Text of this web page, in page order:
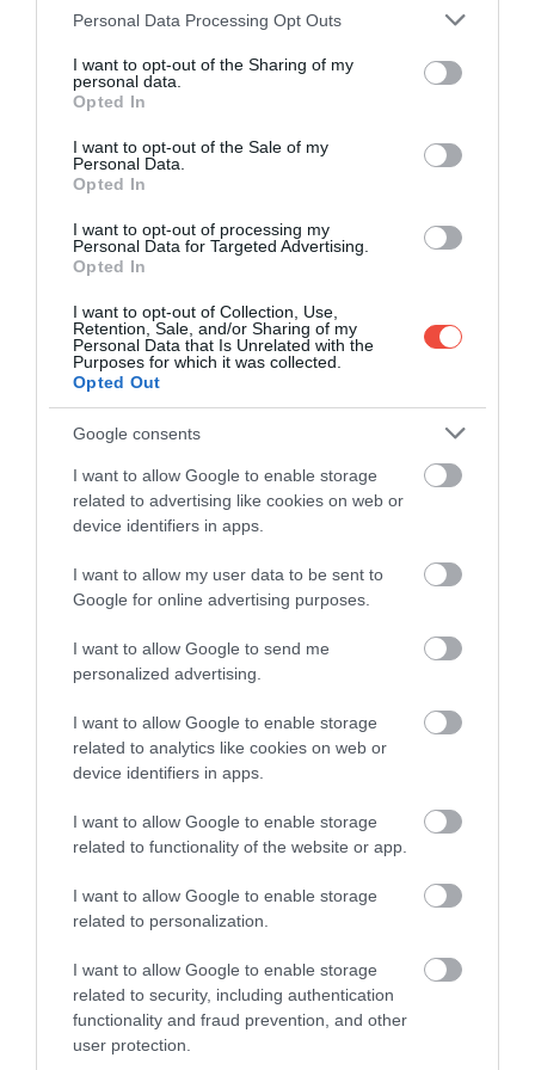
Please note that this website/app uses one or more Google
not limited to your visit or usage behaviour. You may click to
grant or deny consent to Google and its third-party tags to
use your data for below specified purposes in below Google
consent section.
Personal Data Processing Opt Outs
I want to opt-out of the Sharing of my
personal data.
Opted In
I want to opt-out of the Sale of my
Personal Data.
Opted In
I want to opt-out of processing my
Personal Data for Targeted Advertising.
Opted In
I want to opt-out of Collection, Use,
Retention, Sale, and/or Sharing of my
Personal Data that Is Unrelated with the
Purposes for which it was collected.
Opted Out
Google consents
I want to allow Google to enable storage
related to advertising like cookies on web or
device identifiers in apps.
I want to allow my user data to be sent to
Google for online advertising purposes.
I want to allow Google to send me
personalized advertising.
I want to allow Google to enable storage
related to analytics like cookies on web or
device identifiers in apps.
I want to allow Google to enable storage
related to functionality of the website or app.
I want to allow Google to enable storage
related to personalization.
I want to allow Google to enable storage
related to security, including authentication
functionality and fraud prevention, and other
user protection.
EURÓPAI ORSZÁGOK, AMIT
TARTÓZKODÁSI ENGEDÉLYHEZ
Ha nehezen megy a nyelvtanulás, érdemes figyelni
azokra az országokra, amelyek a külföldi
letelepedési engedély kérelmezéséhez.
az állampolgárság megszerzéséhez is nyelvtudást
kér. A jelenlegi szabályozás szerint a német
nyelvtudás a Közös Európai Referenciakeret (KER)
lenni a munka, az iskola, a szabadidő stb. során
rendszeresen előforduló, ismerős témákról szóló
világos, szabványos bejegyzések főbb pontjainak
megértésére" – idézi az Euronews a német
követelményeket.
innovációk alapjaiban változtathatják meg a
turizmust
Norvégiábanaz ideiglenes tartózkodási
engedélyekhez nem szükséges nyelvtudás, de az
állandó tartózkodási engedélyekhez már szükséges.
nyelvórát és egy társadalomismereti kurzust kell
elvégezni; bizonyos esetekben ehelyett A2 szintű
norvég nyelvvizsga is elég lehet.